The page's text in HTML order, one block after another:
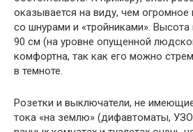
оказывается на виду, чем огромное
со шнурами и «тройниками».
90 см (на уровне опущенной
комфортна, так как его можно
в темноте.
Розетки и выключатели, не
тока «на землю» (дифавтоматы,